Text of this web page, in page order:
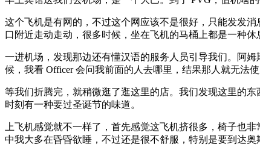
这个飞机是有网的，不过这个网应该不是很好，只能发发
口附近走动走动，很多时候，坐在飞机的马桶上都是一种休
一进机场，发现那边还有懂汉语的服务人员引导我们。阿
候，我看 Officer 会问我前面的人去哪里，结果那人就无法
等我们折腾完，就稍微逛了逛这里的店。我们发现这里的
时刻有一种要过圣诞节的味道。
上飞机感觉就不一样了，首先感觉这飞机挤很多，椅子也
中我大多在昏昏欲睡，不过还是很不舒服，特别是要到达